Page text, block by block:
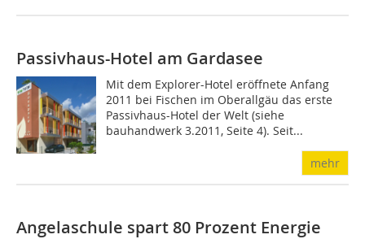
Passivhaus-Hotel am Gardasee
Mit dem Explorer-Hotel eröffnete Anfang
2011 bei Fischen im Oberallgäu das erste
Passivhaus-Hotel der Welt (siehe
bauhandwerk 3.2011, Seite 4). Seit...
mehr
Angelaschule spart 80 Prozent Energie